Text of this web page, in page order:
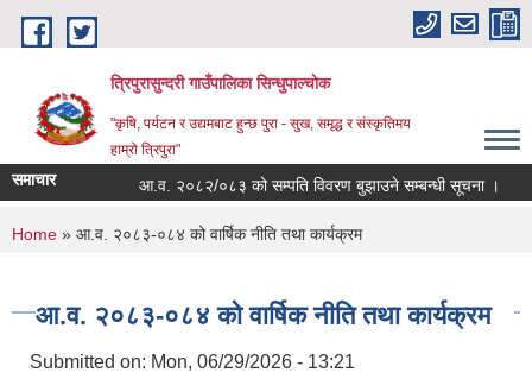
Skip to main content
त्रिपुरासुन्दरी गाउँपालिका सिन्धुपाल्चाेक
"कृषि, पर्यटन र उद्यमबाट हुन्छ पुरा - सुख, समृद्ध र संस्कृतिमय
हाम्रो त्रिपुरा"
समाचार आ.व. २०८२/०८३ को सम्पति विवरण बुझाउने सम्बन्धी सूचना ।
You are here
Home » आ.व. २०८३-०८४ को वार्षिक नीति तथा कार्यक्रम
आ.व. २०८३-०८४ को वार्षिक नीति तथा कार्यक्रम
Submitted on: Mon, 06/29/2026 - 13:21